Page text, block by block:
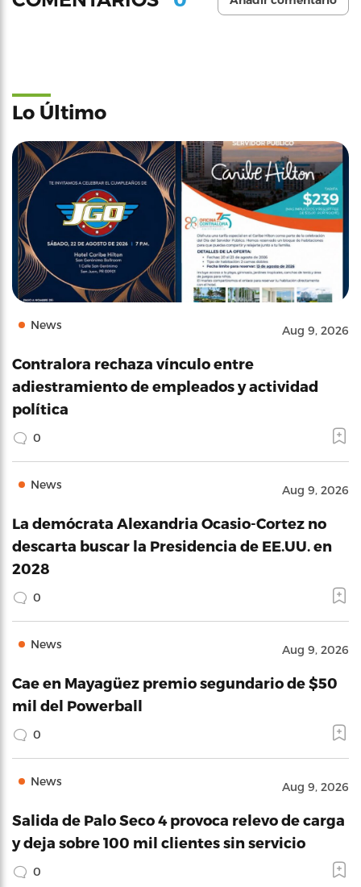
Lo Último
News Aug 9, 2026
Contralora rechaza vínculo entre
adiestramiento de empleados y actividad
política
0
News Aug 9, 2026
La demócrata Alexandria Ocasio-Cortez no
descarta buscar la Presidencia de EE.UU. en
2028
0
News Aug 9, 2026
Cae en Mayagüez premio segundario de $50
mil del Powerball
0
News Aug 9, 2026
Salida de Palo Seco 4 provoca relevo de carga
y deja sobre 100 mil clientes sin servicio
0